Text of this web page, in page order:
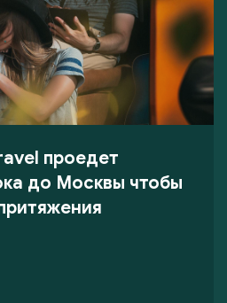
проедет
до Москвы чтобы